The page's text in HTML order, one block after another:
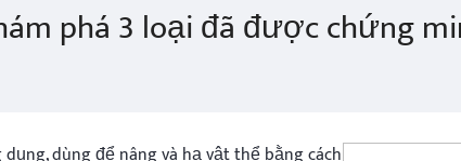
phá 3 loại đã được chứng
dùng để nâng và hạ vật thể bằng cách